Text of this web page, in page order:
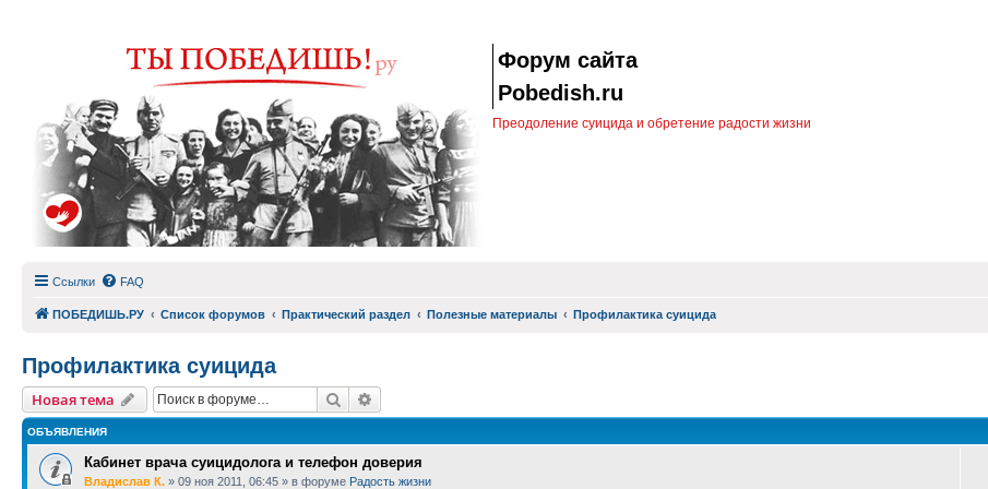
Форум сайта
Pobedish.ru
Преодоление суицида и обретение радости жизни
Ссылки FAQ
ПОБЕДИШЬ.РУ Список форумов Практический раздел Полезные материалы Профилактика суицида
Профилактика суицида
Новая тема Поиск
ОБЪЯВЛЕНИЯ
Кабинет врача суицидолога и телефон доверия
Владислав К. » 09 ноя 2011, 06:45 » в форуме Радость жизни